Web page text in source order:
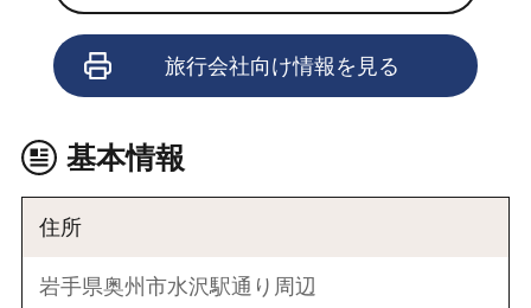
旅行会社向け情報を見る
基本情報
住所
岩手県奥州市水沢駅通り周辺